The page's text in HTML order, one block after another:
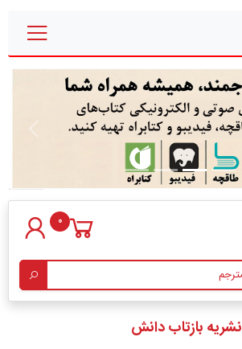
بعدی
0
نشریه بازتاب دانش